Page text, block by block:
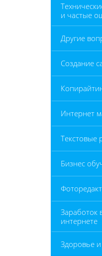
и частые
Другие
Создание
Интернет
Текстовые
Бизнес
Заработок
интернете
Здоровье и